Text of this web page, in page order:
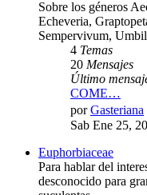
Sobre los géneros
Echeveria,
Sempervivum,
4 Temas
20 Mensajes
Último
COME…
porGasteriana
Sab Ene 25,
Euphorbiaceae
Para hablar del
desconocido para